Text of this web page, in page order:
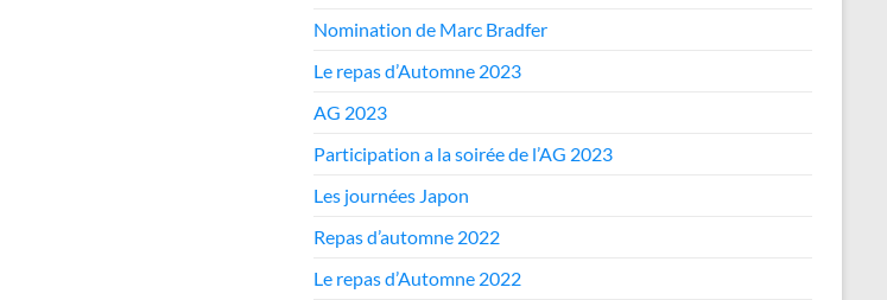
Nomination de Marc Bradfer
Le repas d’Automne 2023
AG 2023
Participation a la soirée de l’AG 2023
Les journées Japon
Repas d’automne 2022
Le repas d’Automne 2022